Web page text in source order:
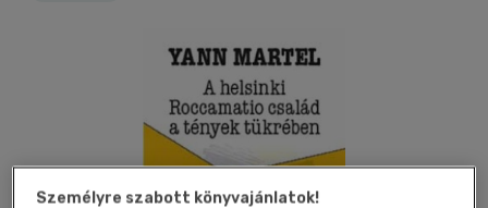
Személyre szabott könyvajánlatok!